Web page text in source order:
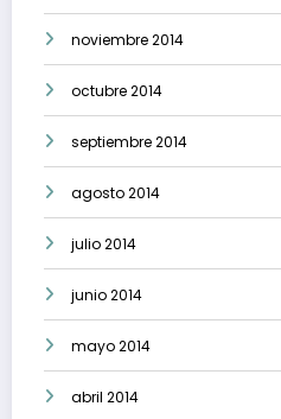
noviembre 2014
octubre 2014
septiembre 2014
agosto 2014
julio 2014
junio 2014
mayo 2014
abril 2014